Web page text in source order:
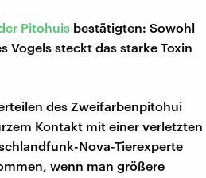
Pitohuis bestätigten: Sowohl
Vogels steckt das starke Toxin
des Zweifarbenpitohui
Kontakt mit einer verletzten
Nova-Tierexperte
wenn man größere